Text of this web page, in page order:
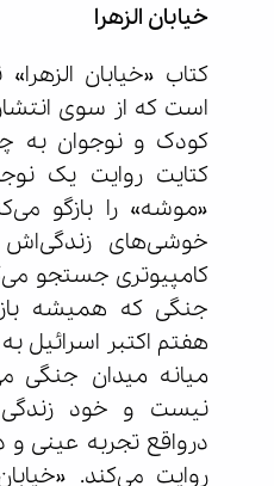
خیابان الزهرا
کتاب «خیابان
است که از سوی
کودک و نوجوان به
کتایت روایت یک
«موشه» را بازگو
خوشی‌های زندگی‌اش
کامپیوتری جستجو
جنگی که همیشه
هفتم اکتبر اسرائیل
میانه میدان جنگی
نیست و خود زندگی
درواقع تجربه عینی و
روایت می‌کند.